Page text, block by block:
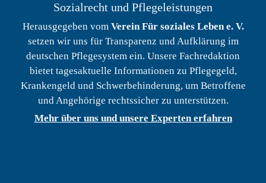
Sozialrecht und Pflegeleistungen
Herausgegeben vom Verein Für soziales Leben e. V.
setzen wir uns für Transparenz und Aufklärung im
deutschen Pflegesystem ein. Unsere Fachredaktion
bietet tagesaktuelle Informationen zu Pflegegeld,
Krankengeld und Schwerbehinderung, um Betroffene
und Angehörige rechtssicher zu unterstützen.
Mehr über uns und unsere Experten erfahren